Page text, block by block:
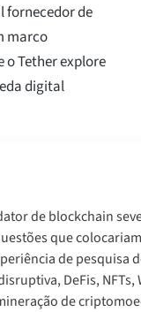
fornecedor de
marco
o Tether explore
digital
de blockchain
que
de pesquisa
DeFis, NFTs,
de